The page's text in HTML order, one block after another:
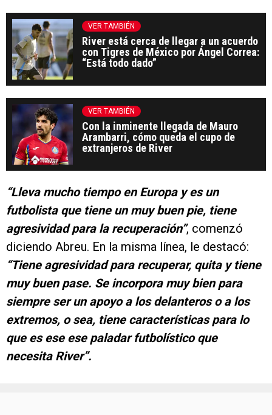
VER TAMBIÉN
River está cerca de llegar a un acuerdo
con Tigres de México por Ángel Correa:
“Está todo dado”
VER TAMBIÉN
Con la inminente llegada de Mauro
Arambarri, cómo queda el cupo de
extranjeros de River
“Lleva mucho tiempo en Europa y es un
futbolista que tiene un muy buen pie, tiene
agresividad para la recuperación”, comenzó
diciendo Abreu. En la misma línea, le destacó:
“Tiene agresividad para recuperar, quita y tiene
muy buen pase. Se incorpora muy bien para
siempre ser un apoyo a los delanteros o a los
extremos, o sea, tiene características para lo
que es ese ese paladar futbolístico que
necesita River”.